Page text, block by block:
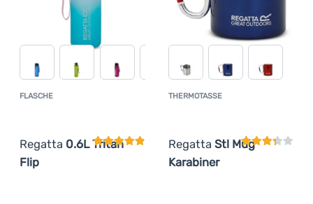
FLASCHE
Regatta 0.6L Tritan
Flip
KundenbewertungTHERMOTASSE
Regatta Stl Mug
Karabiner